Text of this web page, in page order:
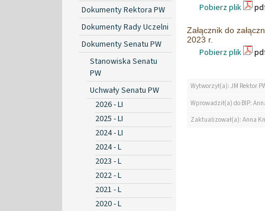
Dokumenty Rektora PW
Dokumenty Rady Uczelni
Dokumenty Senatu PW
Stanowiska Senatu
PW
Uchwały Senatu PW
2026 - LI
2025 - LI
2024 - LI
2024 - L
2023 - L
2022 - L
2021 - L
2020 - L
Pobierz plik
Załącznik do
2023 r.
Pobierz plik
Wytworzył(a): JM Rektor
Wprowadził(a) do BIP:
Zaktualizował(a): Anna